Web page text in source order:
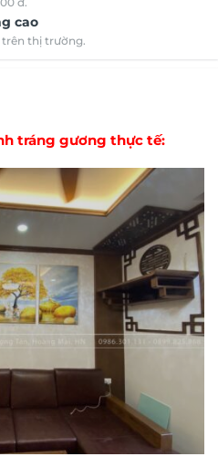
cao
trên thị trường.
tráng gương thực tế: